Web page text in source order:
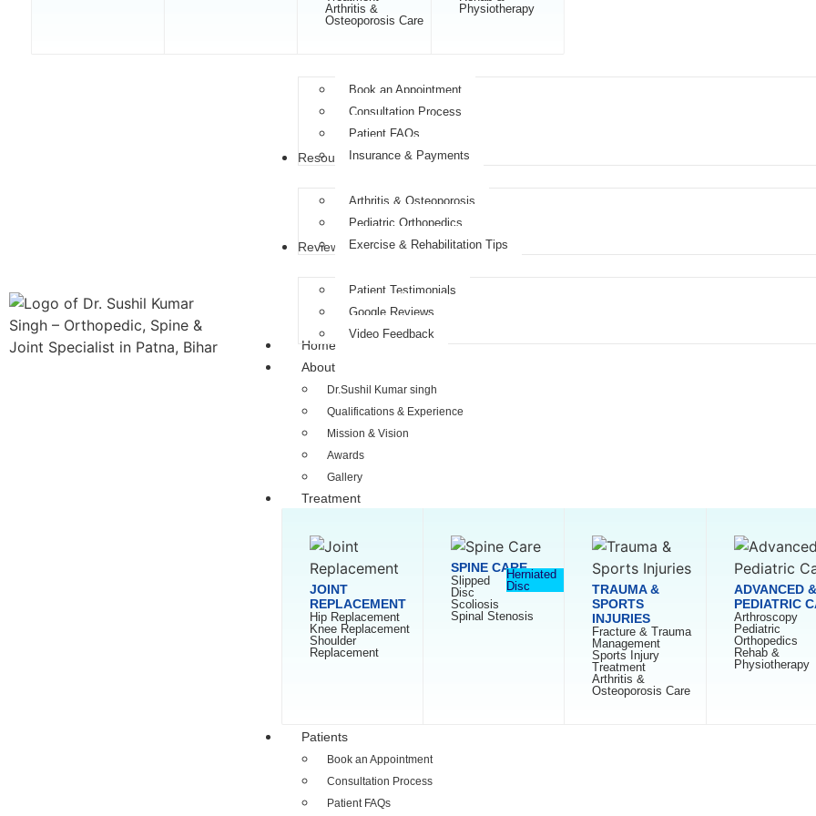
Arthritis &
Osteoporosis Care
Physiotherapy
Book an Appointment
Consultation Process
Patient FAQs
Insurance & Payments
Resources
Arthritis & Osteoporosis
Pediatric Orthopedics
Exercise & Rehabilitation Tips
Reviews
Patient Testimonials
Google Reviews
Video Feedback
Home
About
Dr.Sushil Kumar singh
Qualifications & Experience
Mission & Vision
Awards
Gallery
Treatment
JOINT
REPLACEMENT
Hip Replacement
Knee Replacement
Shoulder
Replacement
SPINE CARE
Slipped
Disc
Herniated
Disc
Scoliosis
Spinal Stenosis
TRAUMA &
SPORTS
INJURIES
Fracture & Trauma
Management
Sports Injury
Treatment
Arthritis &
Osteoporosis Care
ADVANCED &
PEDIATRIC
Arthroscopy
Pediatric
Orthopedics
Rehab &
Physiotherapy
Patients
Book an Appointment
Consultation Process
Patient FAQs